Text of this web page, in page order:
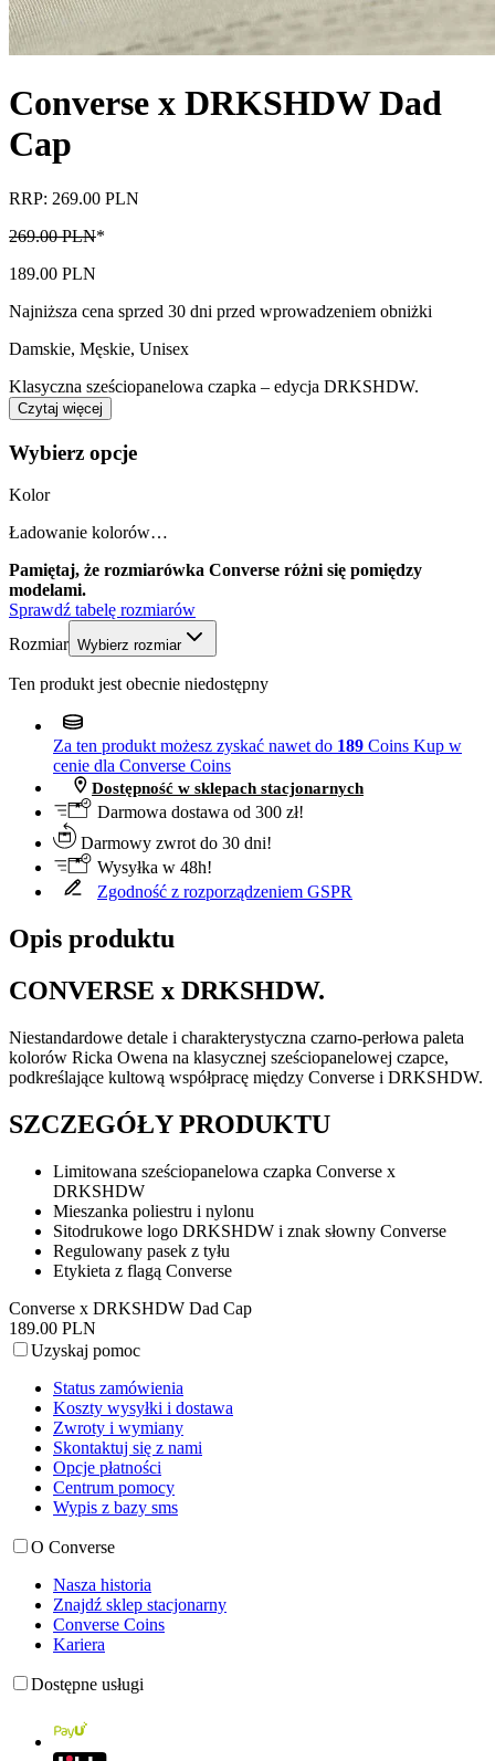
Converse x DRKSHDW Dad
Cap
RRP: 269.00 PLN
269.00 PLN*
189.00 PLN
Najniższa cena sprzed 30 dni przed wprowadzeniem obniżki
Damskie, Męskie, Unisex
Klasyczna sześciopanelowa czapka – edycja DRKSHDW.
Czytaj więcej
Wybierz opcje
Kolor
Ładowanie kolorów…
Pamiętaj, że rozmiarówka Converse różni się pomiędzy
modelami.
Sprawdź tabelę rozmiarów
Rozmiar Wybierz rozmiar
Ten produkt jest obecnie niedostępny
Za ten produkt możesz zyskać nawet do 189 Coins Kup w
cenie dla Converse Coins
Dostępność w sklepach stacjonarnych
Darmowa dostawa od 300 zł!
Darmowy zwrot do 30 dni!
Wysyłka w 48h!
Zgodność z rozporządzeniem GSPR
Opis produktu
CONVERSE x DRKSHDW.
Niestandardowe detale i charakterystyczna czarno-perłowa paleta
kolorów Ricka Owena na klasycznej sześciopanelowej czapce,
podkreślające kultową współpracę między Converse i DRKSHDW.
SZCZEGÓŁY PRODUKTU
Limitowana sześciopanelowa czapka Converse x
DRKSHDW
Mieszanka poliestru i nylonu
Sitodrukowe logo DRKSHDW i znak słowny Converse
Regulowany pasek z tyłu
Etykieta z flagą Converse
Converse x DRKSHDW Dad Cap
189.00 PLN
Uzyskaj pomoc
Status zamówienia
Koszty wysyłki i dostawa
Zwroty i wymiany
Skontaktuj się z nami
Opcje płatności
Centrum pomocy
Wypis z bazy sms
O Converse
Nasza historia
Znajdź sklep stacjonarny
Converse Coins
Kariera
Dostępne usługi